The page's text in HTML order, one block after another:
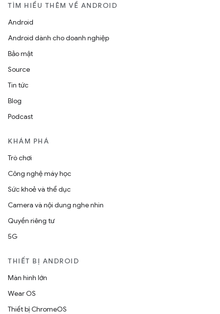
TÌM HIỂU THÊM VỀ ANDROID
Android
Android dành cho doanh nghiệp
Bảo mật
Source
Tin tức
Blog
Podcast
KHÁM PHÁ
Trò chơi
Công nghệ máy học
Sức khoẻ và thể dục
Camera và nội dung nghe nhìn
Quyền riêng tư
5G
THIẾT BỊ ANDROID
Màn hình lớn
Wear OS
Thiết bị ChromeOS